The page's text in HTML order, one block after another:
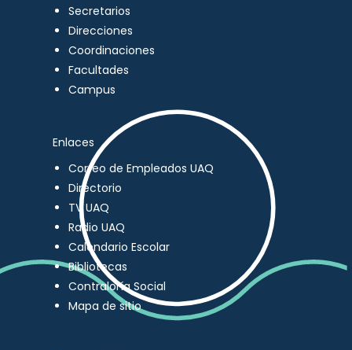
Secretarios
Direcciones
Coordinaciones
Facultades
Campus
Enlaces
Correo de Empleados UAQ
Directorio
TV UAQ
Radio UAQ
Calendario Escolar
Bibliotecas
Contraloría Social
Mapa de sitio